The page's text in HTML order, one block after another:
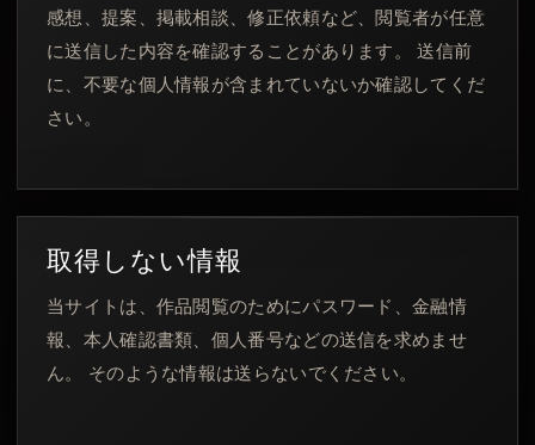
感想、提案、掲載相談、修正依頼など、閲覧者が任意
に送信した内容を確認することがあります。 送信前
に、不要な個人情報が含まれていないか確認してくだ
さい。
取得しない情報
当サイトは、作品閲覧のためにパスワード、金融情
報、本人確認書類、個人番号などの送信を求めませ
ん。 そのような情報は送らないでください。